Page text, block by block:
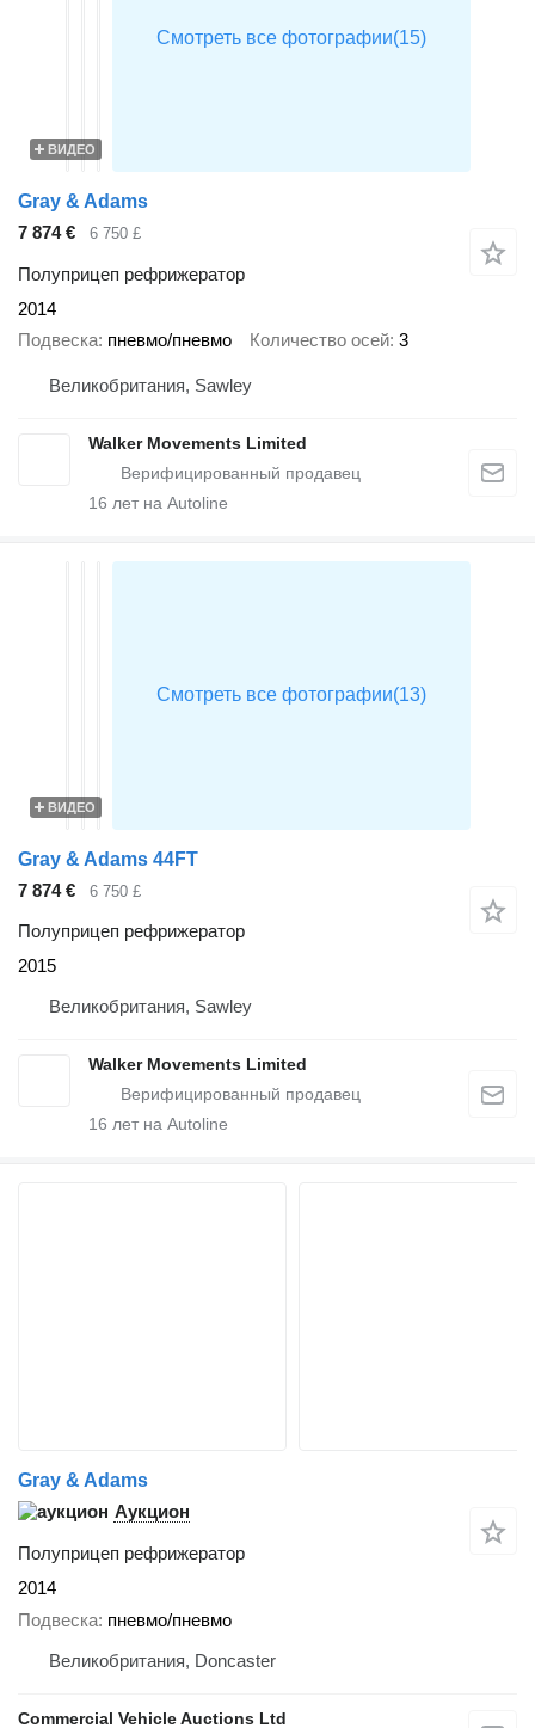
ВИДЕО
Gray & Adams
7 874 €
6 750 £
Полуприцеп рефрижератор
2014
Подвеска пневмо/пневмо Количество осей 3
Великобритания, Sawley
Walker Movements Limited
16 лет на Autoline
ВИДЕО
Gray & Adams 44FT
7 874 €
6 750 £
Полуприцеп рефрижератор
2015
Великобритания, Sawley
Walker Movements Limited
16 лет на Autoline
Gray & Adams
Аукцион
Полуприцеп рефрижератор
2014
Подвеска пневмо/пневмо
Великобритания, Doncaster
Commercial Vehicle Auctions Ltd